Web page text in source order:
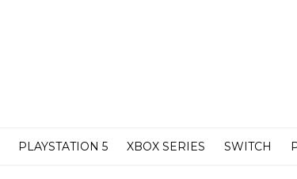
PLAYSTATION 5 XBOX SERIES SWITCH